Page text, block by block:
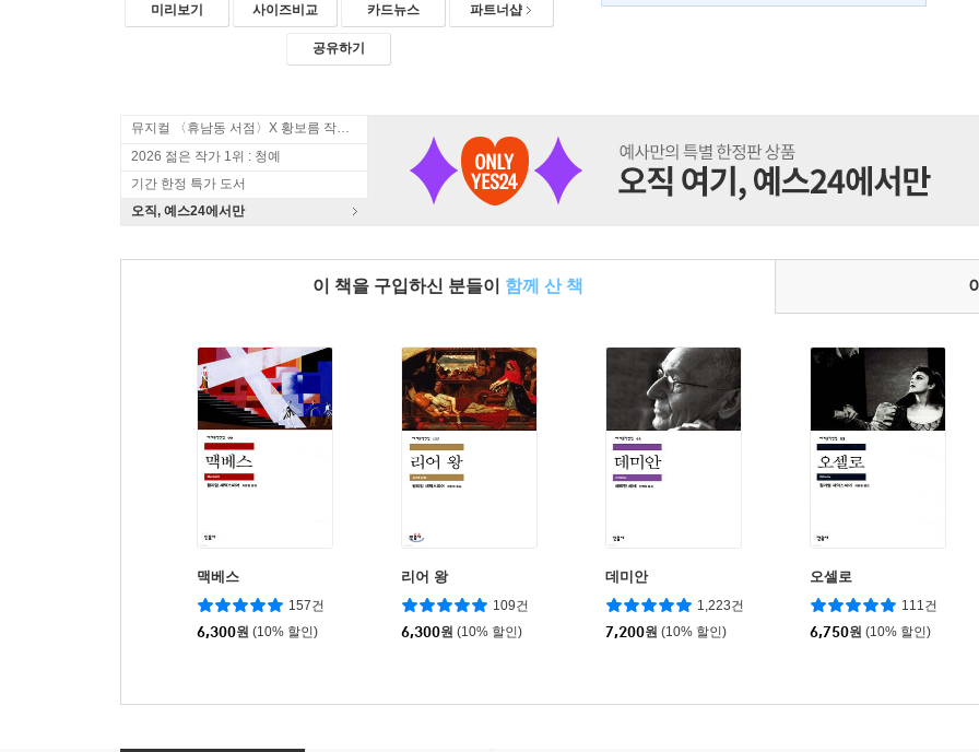
미리보기 사이즈비교 카드뉴스 파트너샵
공유하기
뮤지컬 〈휴남동 서점〉X 황보름 작가 북토크
2026 젊은 작가 1위 : 청예
기간 한정 특가 도서
오직, 예스24에서만
이 책을 구입하신 분들이 함께 산 책
맥베스
157건
6,300원 (10% 할인)
리어 왕
109건
6,300원 (10% 할인)
데미안
1,223건
7,200원 (10% 할인)
오셀로
111건
6,750원 (10% 할인)